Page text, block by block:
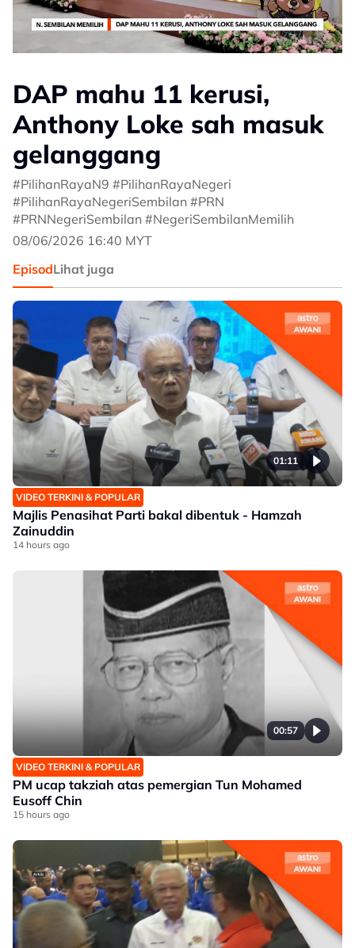
DAP mahu 11 kerusi,
Anthony Loke sah masuk
gelanggang
#PilihanRayaN9 #PilihanRayaNegeri
#PilihanRayaNegeriSembilan #PRN
#PRNNegeriSembilan #NegeriSembilanMemilih
08/06/2026 16:40 MYT
EpisodLihat juga
01:11
VIDEO TERKINI & POPULAR
Majlis Penasihat Parti bakal dibentuk - Hamzah
Zainuddin
14 hours ago
00:57
VIDEO TERKINI & POPULAR
PM ucap takziah atas pemergian Tun Mohamed
Eusoff Chin
15 hours ago